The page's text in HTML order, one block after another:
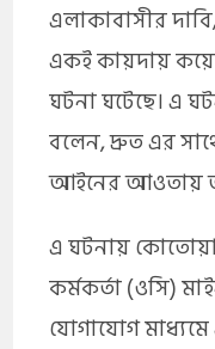
এলাকাবাসীর
একই কায়দায়
ঘটনা ঘটেছে। এ
বলেন, দ্রুত এর
আইনের আওতায়
এ ঘটনায়
কর্মকর্তা (ওসি)
যোগাযোগ